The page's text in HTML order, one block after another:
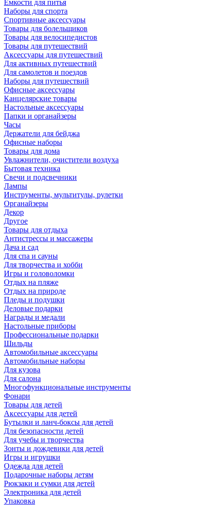
Ёмкости для питья
Наборы для спорта
Спортивные аксессуары
Товары для болельщиков
Товары для велосипедистов
Товары для путешествий
Аксессуары для путешествий
Для активных путешествий
Для самолетов и поездов
Наборы для путешествий
Офисные аксессуары
Канцелярские товары
Настольные аксессуары
Папки и органайзеры
Часы
Держатели для бейджа
Офисные наборы
Товары для дома
Увлажнители, очистители воздуха
Бытовая техника
Свечи и подсвечники
Лампы
Инструменты, мультитулы, рулетки
Органайзеры
Декор
Другое
Товары для отдыха
Антистрессы и массажеры
Дача и сад
Для спа и сауны
Для творчества и хобби
Игры и головоломки
Отдых на пляже
Отдых на природе
Пледы и подушки
Деловые подарки
Награды и медали
Настольные приборы
Профессиональные подарки
Шильды
Автомобильные аксессуары
Автомобильные наборы
Для кузова
Для салона
Многофункциональные инструменты
Фонари
Товары для детей
Аксессуары для детей
Бутылки и ланч-боксы для детей
Для безопасности детей
Для учебы и творчества
Зонты и дождевики для детей
Игры и игрушки
Одежда для детей
Подарочные наборы детям
Рюкзаки и сумки для детей
Электроника для детей
Упаковка